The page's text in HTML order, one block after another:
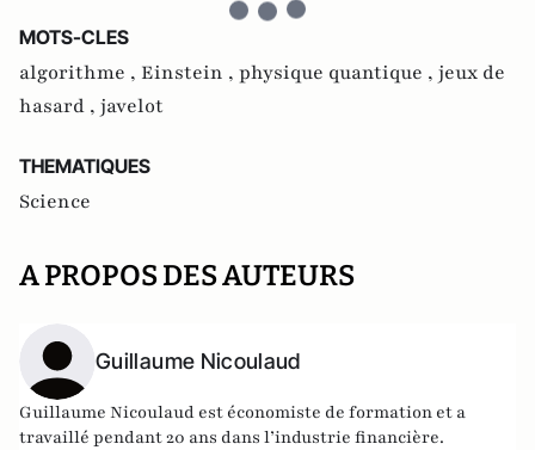
MOTS-CLES
algorithme , Einstein , physique quantique , jeux de
hasard , javelot
THEMATIQUES
Science
A PROPOS DES AUTEURS
Guillaume Nicoulaud
Guillaume Nicoulaud est économiste de formation et a
travaillé pendant 20 ans dans l’industrie financière.